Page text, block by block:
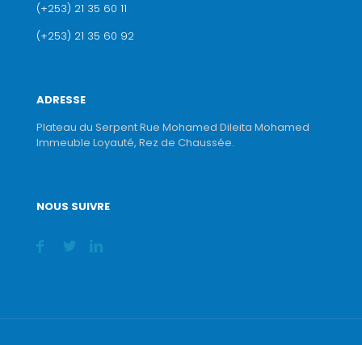
(+253) 21 35 60 11
(+253) 21 35 60 92
ADRESSE
Plateau du Serpent Rue Mohamed Dileita Mohamed
Immeuble Loyauté, Rez de Chaussée.
NOUS SUIVRE